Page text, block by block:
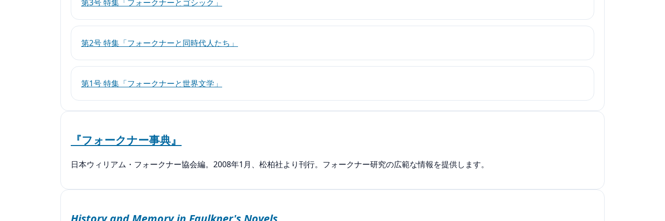
第3号 特集「フォークナーとゴシック」
第2号 特集「フォークナーと同時代人たち」
第1号 特集「フォークナーと世界文学」
『フォークナー事典』
日本ウィリアム・フォークナー協会編。2008年1月、松柏社より刊行。フォークナー研究の広範な情報を提供します。